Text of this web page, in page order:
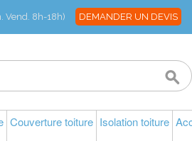
Vend. 8h-18h) DEMANDER UN DEVIS
Couverture toiture Isolation toiture